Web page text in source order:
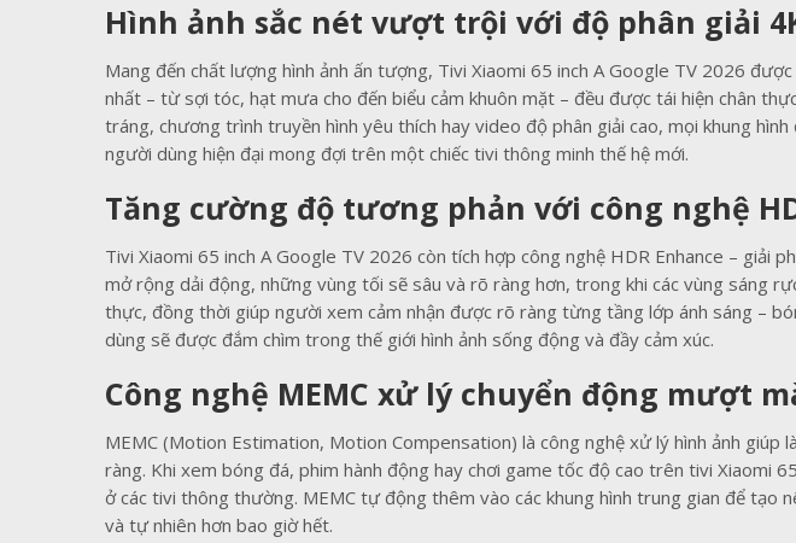
Hình ảnh sắc nét vượt trội với độ phân giải
Mang đến chất lượng hình ảnh ấn tượng, Tivi Xiaomi 65 inch A Google TV 2026
nhất – từ sợi tóc, hạt mưa cho đến biểu cảm khuôn mặt – đều được tái hiện chân
tráng, chương trình truyền hình yêu thích hay video độ phân giải cao, mọi khung
người dùng hiện đại mong đợi trên một chiếc tivi thông minh thế hệ mới.
Tăng cường độ tương phản với công nghệ
Tivi Xiaomi 65 inch A Google TV 2026 còn tích hợp công nghệ HDR Enhance – giải
mở rộng dải động, những vùng tối sẽ sâu và rõ ràng hơn, trong khi các vùng sáng
thực, đồng thời giúp người xem cảm nhận được rõ ràng từng tầng lớp ánh sáng –
dùng sẽ được đắm chìm trong thế giới hình ảnh sống động và đầy cảm xúc.
Công nghệ MEMC xử lý chuyển động mượt
MEMC (Motion Estimation, Motion Compensation) là công nghệ xử lý hình ảnh
ràng. Khi xem bóng đá, phim hành động hay chơi game tốc độ cao trên tivi Xiaomi
ở các tivi thông thường. MEMC tự động thêm vào các khung hình trung gian để tạo
và tự nhiên hơn bao giờ hết.